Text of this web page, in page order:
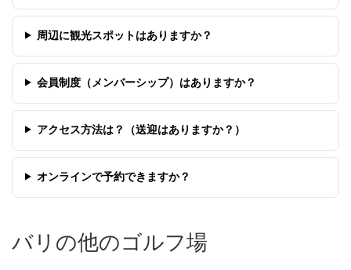
周辺に観光スポットはありますか？
会員制度（メンバーシップ）はありますか？
アクセス方法は？（送迎はありますか？）
オンラインで予約できますか？
バリの他のゴルフ場